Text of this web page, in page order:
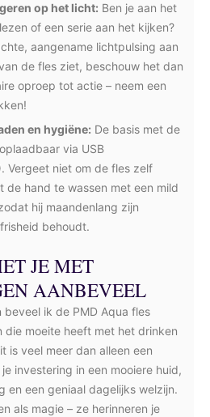
op het licht: Ben je aan het
of een serie aan het kijken?
aangename lichtpulsing aan
de fles ziet, beschouw het dan
oproep tot actie – neem een
en hygiëne: De basis met de
via USB
Vergeet niet om de fles zelf
de hand te wassen met een mild
hij maandenlang zijn
behoudt.
JE MET
AANBEVEEL
ik de PMD Aqua fles
die moeite heeft met het drinken
is veel meer dan alleen een
investering in een mooiere huid,
en een geniaal dagelijks welzijn.
als magie – ze herinneren je